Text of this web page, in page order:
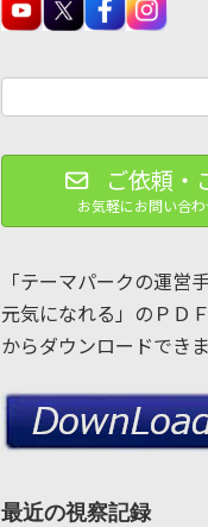
ご依頼・
お気軽にお問い合わ
「テーマパークの運営
元気になれる」のＰＤ
からダウンロードできま
最近の視察記録